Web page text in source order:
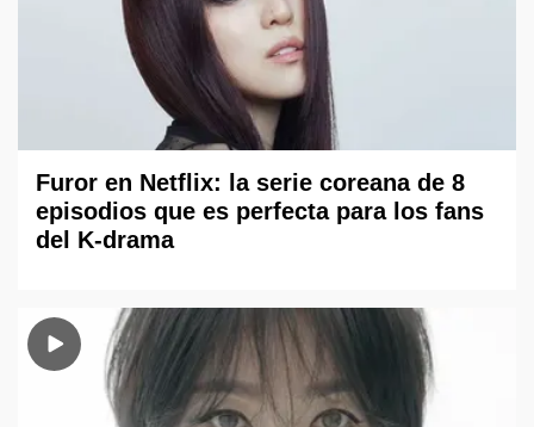
Furor en Netflix: la serie coreana de 8
episodios que es perfecta para los fans
del K-drama